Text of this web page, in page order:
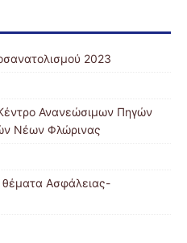
2023
Ανανεώσιμων Πηγών
Νέων Φλώρινας
Ασφάλειας-